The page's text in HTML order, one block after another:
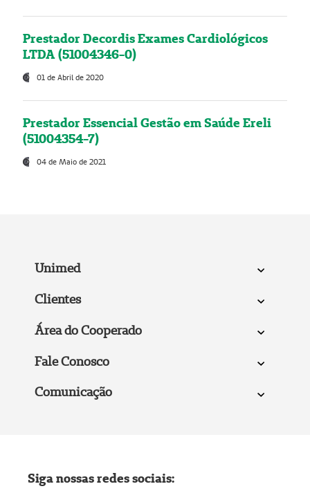
Prestador Decordis Exames Cardiológicos
LTDA (51004346-0)
01 de Abril de 2020
Prestador Essencial Gestão em Saúde Ereli
(51004354-7)
04 de Maio de 2021
Unimed
Clientes
Área do Cooperado
Fale Conosco
Comunicação
Siga nossas redes sociais: